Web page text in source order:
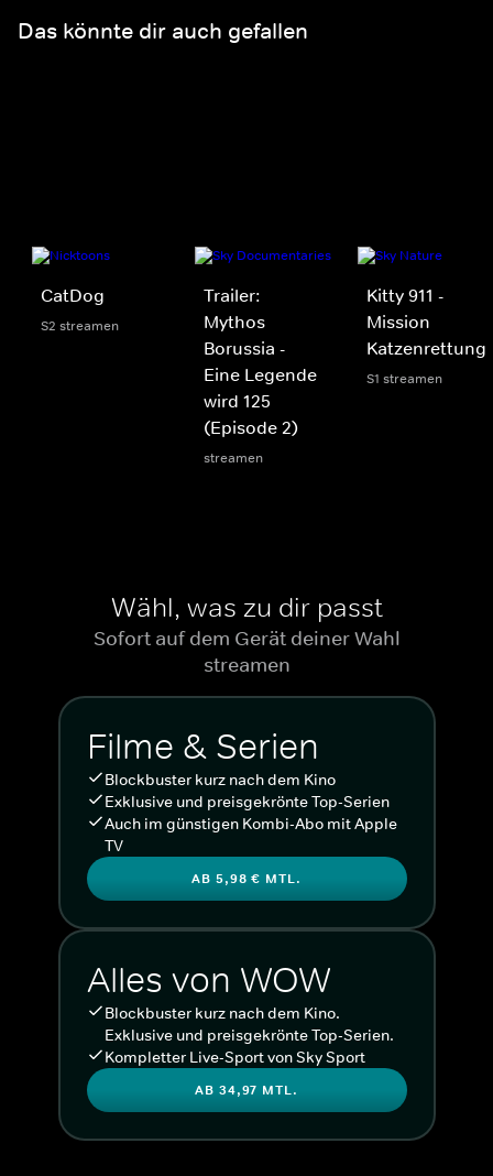
Das könnte dir auch gefallen
CatDog
S2 streamen
Trailer:
Mythos
Borussia -
Eine Legende
wird 125
(Episode 2)
streamen
Kitty 911 -
Mission
Katzenrettung
S1 streamen
Wähl, was zu dir passt
Sofort auf dem Gerät deiner Wahl
streamen
Filme & Serien
Blockbuster kurz nach dem Kino
Exklusive und preisgekrönte Top-Serien
Auch im günstigen Kombi-Abo mit Apple
TV
AB 5,98 € MTL.
Alles von WOW
Blockbuster kurz nach dem Kino.
Exklusive und preisgekrönte Top-Serien.
Kompletter Live-Sport von Sky Sport
AB 34,97 MTL.